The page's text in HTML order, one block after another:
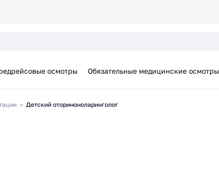
осмотры Обязательные медицинские осмотры
Детский оториноноларинголог